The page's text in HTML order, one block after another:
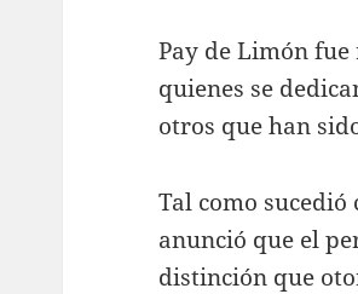
Pay de Limón fue
quienes se
otros que han
Tal como sucedió
anunció que el
distinción que